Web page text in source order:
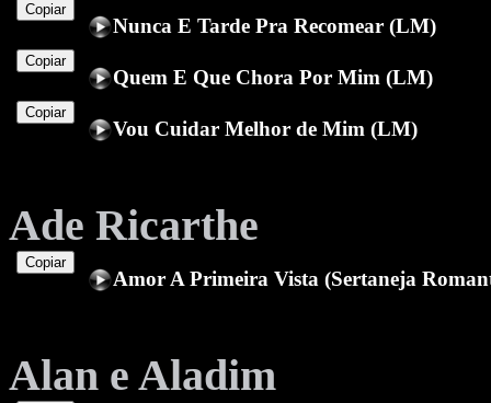
Nunca E Tarde Pra Recomear (LM)
Copiar
Quem E Que Chora Por Mim (LM)
Copiar
Vou Cuidar Melhor de Mim (LM)
Copiar
Ade Ricarthe
Amor A Primeira Vista (Sertaneja
Copiar
Alan e Aladim